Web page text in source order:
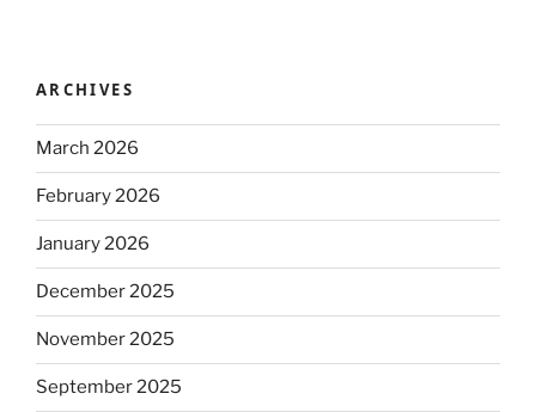
ARCHIVES
March 2026
February 2026
January 2026
December 2025
November 2025
September 2025